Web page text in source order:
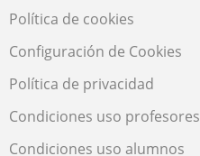
Política de cookies
Configuración de Cookies
Política de privacidad
Condiciones uso profesores
Condiciones uso alumnos